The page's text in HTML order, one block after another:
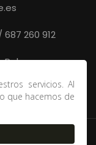
servicios. Al
que hacemos de
687 260 912
Palmas